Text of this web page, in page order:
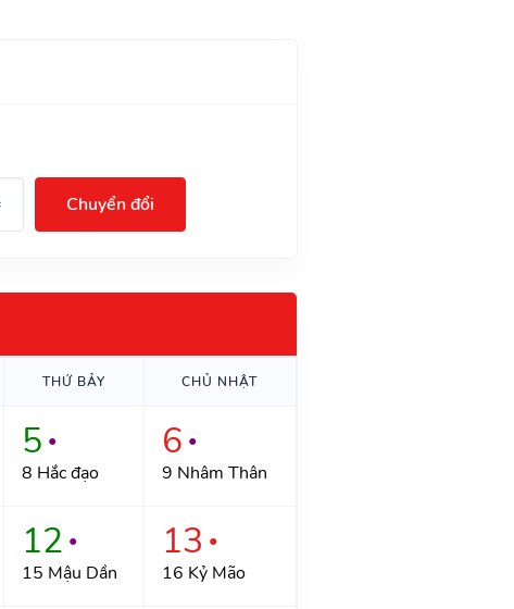
Chuyển đổi
THỨ BẢY CHỦ NHẬT
5 ●
8 Hắc đạo
6 ●
9 Nhâm Thân
12 ●
15 Mậu Dần
13 ●
16 Kỷ Mão